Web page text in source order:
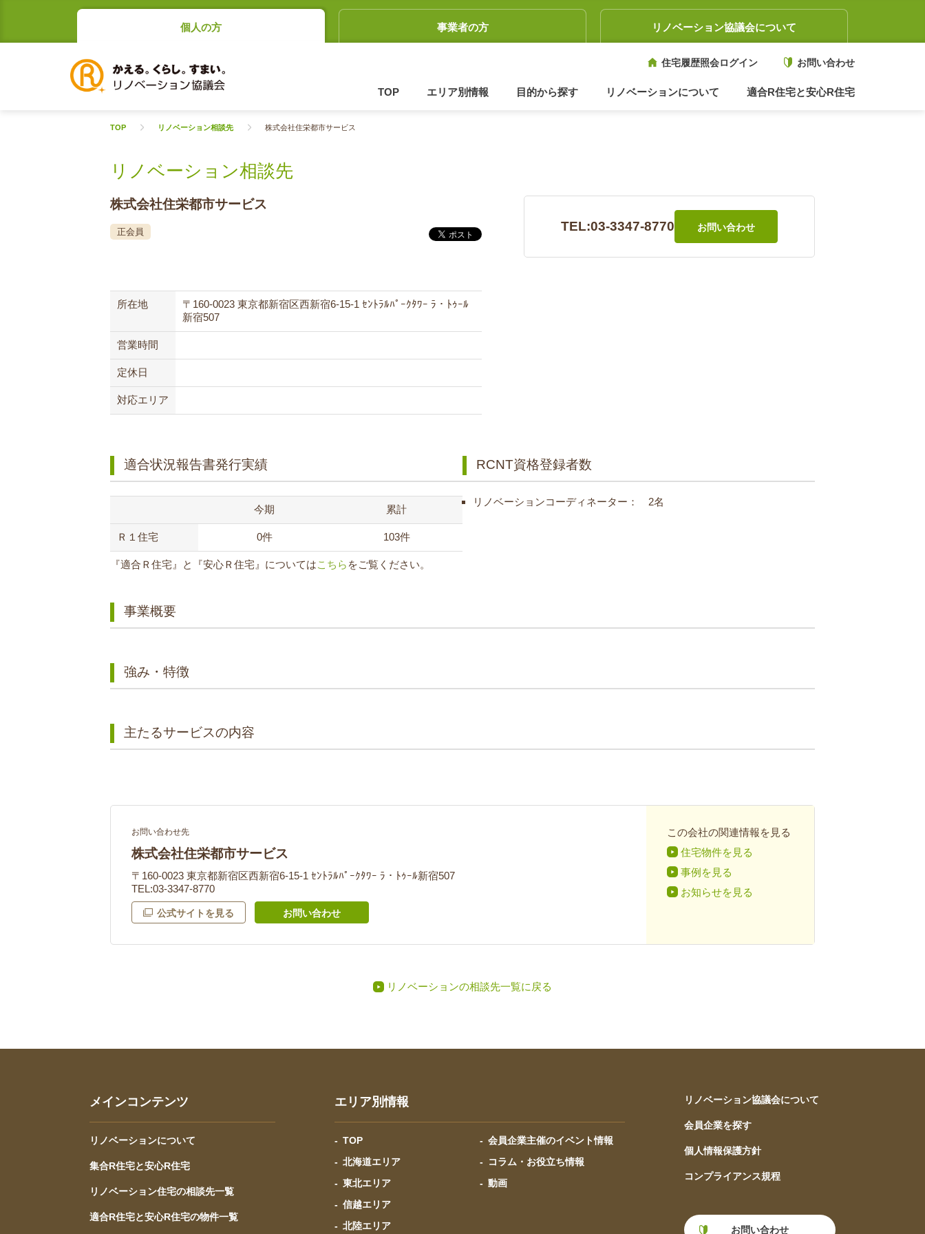
個人の方 事業者の方 リノベーション協議会について
住宅履歴照会ログイン お問い合わせ
TOP エリア別情報 目的から探す リノベーションについて 適合R住宅と安心R住宅
TOP リノベーション相談先 株式会社住栄都市サービス
リノベーション相談先
株式会社住栄都市サービス
正会員 TEL:03-3347-8770 お問い合わせ
所在地
〒160-0023 東京都新宿区西新宿6-15-1 ｾﾝﾄﾗﾙﾊﾟｰｸﾀﾜｰ ﾗ・ﾄｩｰﾙ
新宿507
営業時間
定休日
対応エリア
適合状況報告書発行実績
今期 累計
Ｒ１住宅 0件 103件
『適合Ｒ住宅』と『安心Ｒ住宅』についてはこちら をご覧ください。
RCNT資格登録者数
リノベーションコーディネーター： 2名
事業概要
強み・特徴
主たるサービスの内容
お問い合わせ先
株式会社住栄都市サービス
〒160-0023 東京都新宿区西新宿6-15-1 ｾﾝﾄﾗﾙﾊﾟｰｸﾀﾜｰ ﾗ・ﾄｩｰﾙ新宿507
TEL:03-3347-8770
公式サイトを見る お問い合わせ
この会社の関連情報を見る
住宅物件を見る
事例を見る
お知らせを見る
リノベーションの相談先一覧に戻る
メインコンテンツ
リノベーションについて
集合R住宅と安心R住宅
リノベーション住宅の相談先一覧
適合R住宅と安心R住宅の物件一覧
エリア別情報
TOP
北海道エリア
東北エリア
信越エリア
北陸エリア
会員企業主催のイベント情報
コラム・お役立ち情報
動画
リノベーション協議会について
会員企業を探す
個人情報保護方針
コンプライアンス規程
お問い合わせ